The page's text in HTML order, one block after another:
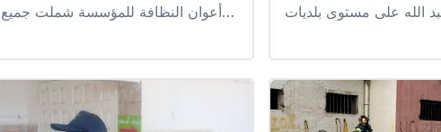
أعوان النظافة للمؤسسة شملت جميع
#EPIC_HUPE
الله على مستوى بلديات